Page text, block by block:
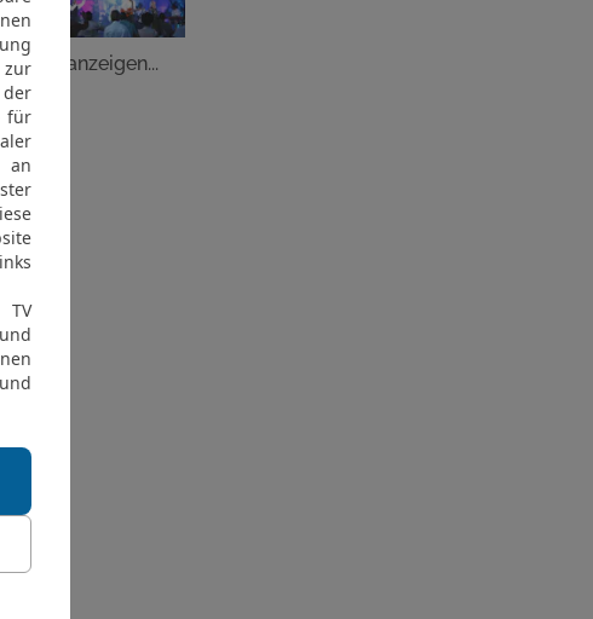
alle anzeigen...